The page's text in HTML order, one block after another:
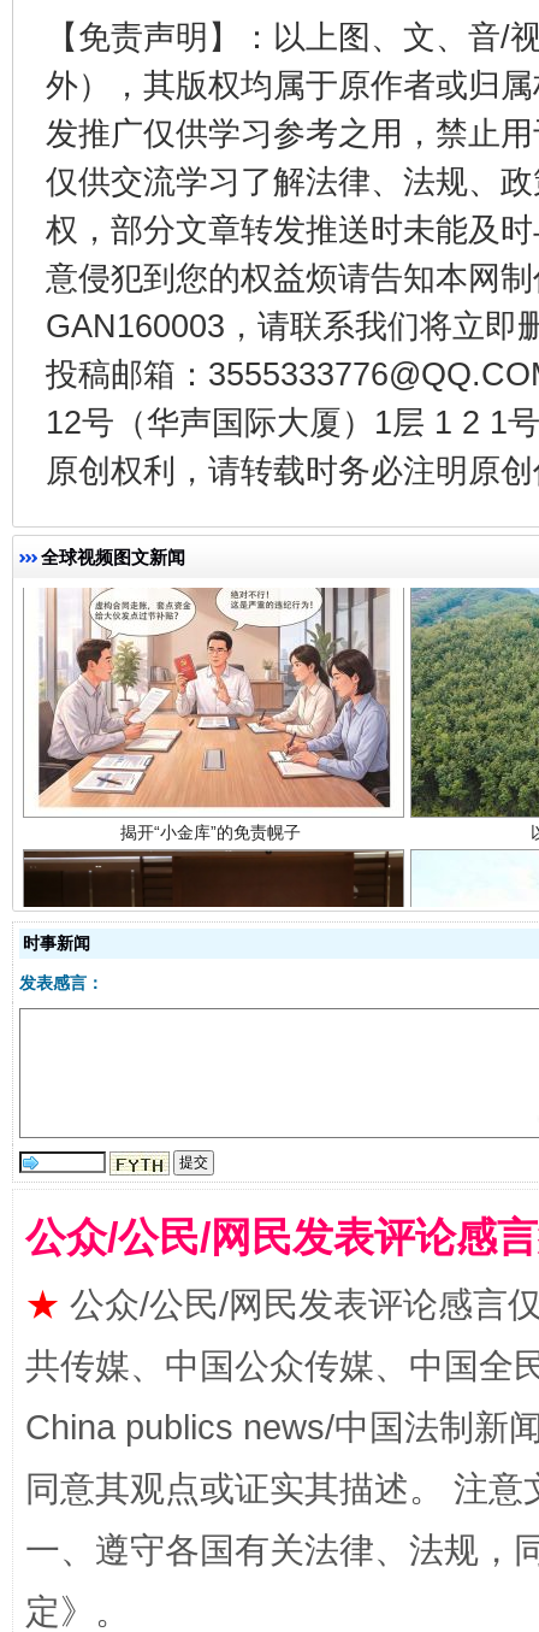
【免责声明】：以上图、文、音/
外），其版权均属于原作者或归
发推广仅供学习参考之用，禁止
仅供交流学习了解法律、法规、
权，部分文章转发推送时未能及
意侵犯到您的权益烦请告知本网
GAN160003，请联系我们将立即
投稿邮箱：
12号（华声国际大厦）1层 1 2 1
原创权利，请转载时务必注明原
全球视频图文新闻
千年窑火 生生不息 一
揭开“小金库”的免责幌子
时事新闻
发表感言：
公众/公民/网民发表评论感
★ 公众/公民/网民发表评论感言
共传媒、中国公众传媒、中国全
China publics news/中国法制新
同意其观点或证实其描述。 注
一、遵守各国有关法律、法规，
定》。